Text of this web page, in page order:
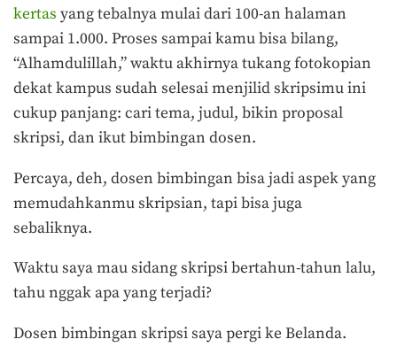
kertas yang tebalnya mulai dari 100-an halaman
sampai 1.000. Proses sampai kamu bisa bilang,
“Alhamdulillah,” waktu akhirnya tukang fotokopian
dekat kampus sudah selesai menjilid skripsimu ini
cukup panjang: cari tema, judul, bikin proposal
skripsi, dan ikut bimbingan dosen.
Percaya, deh, dosen bimbingan bisa jadi aspek yang
memudahkanmu skripsian, tapi bisa juga
sebaliknya.
Waktu saya mau sidang skripsi bertahun-tahun lalu,
tahu nggak apa yang terjadi?
Dosen bimbingan skripsi saya pergi ke Belanda.